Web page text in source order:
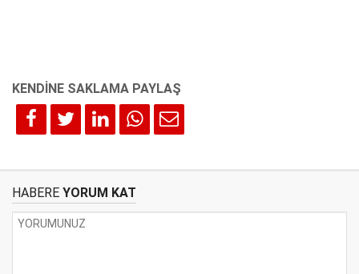
HABERE YORUM KAT